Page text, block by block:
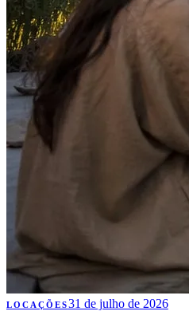
LOCAÇÕES31 de julho de 2026